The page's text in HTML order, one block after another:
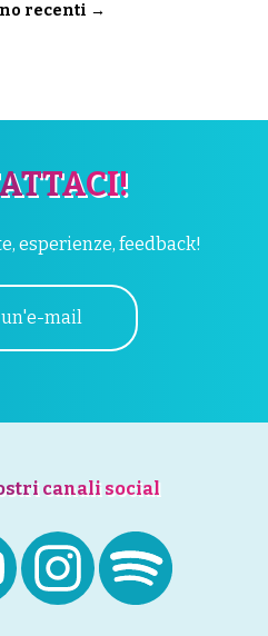
recenti →
esperienze, feedback!
mail
canali social